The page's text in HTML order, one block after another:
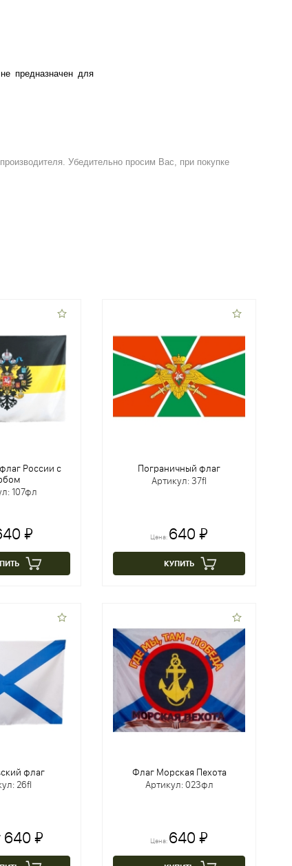
предназначен для
Убедительно просим Вас, при покупке
России с
107фл
₽
Пограничный флаг
Артикул: 37fl
Цена: 640 ₽
КУПИТЬ
флаг
26fl
640 ₽
Флаг Морская Пехота
Артикул: 023фл
Цена: 640 ₽